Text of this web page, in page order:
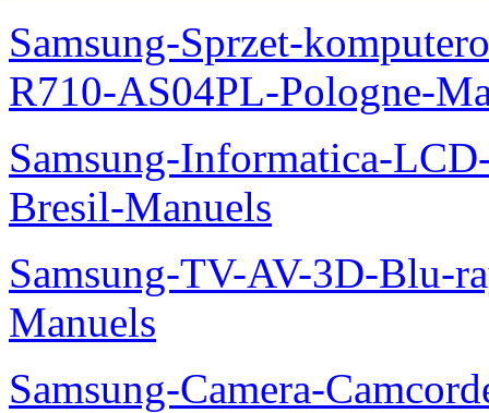
Samsung-Sprzet-
R710-AS04PL-Pologne-
Samsung-Informatica-
Bresil-Manuels
Samsung-TV-AV-3D-Blu-
Manuels
Samsung-Camera-